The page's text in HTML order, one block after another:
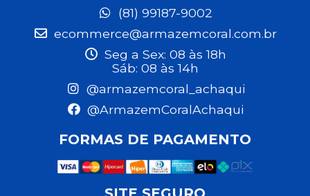
(81) 99187-9002
ecommerce@armazemcoral.com.br
Seg a Sex: 08 às 18h
Sáb: 08 às 14h
@armazemcoral_achaqui
@ArmazemCoralAchaqui
FORMAS DE PAGAMENTO